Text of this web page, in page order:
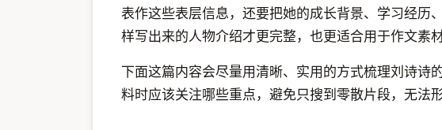
表作这些表层信息，还要把她的成长背景、学习经历
样写出来的人物介绍才更完整，也更适合用于作文素
下面这篇内容会尽量用清晰、实用的方式梳理刘诗诗
料时应该关注哪些重点，避免只搜到零散片段，无法